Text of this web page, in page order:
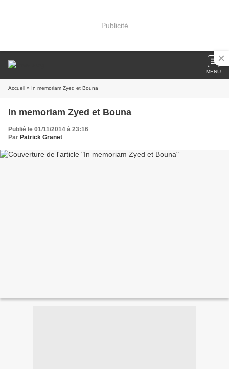
Publicité
MENU
Accueil » In memoriam Zyed et Bouna
In memoriam Zyed et Bouna
Publié le 01/11/2014 à 23:16
Par Patrick Granet